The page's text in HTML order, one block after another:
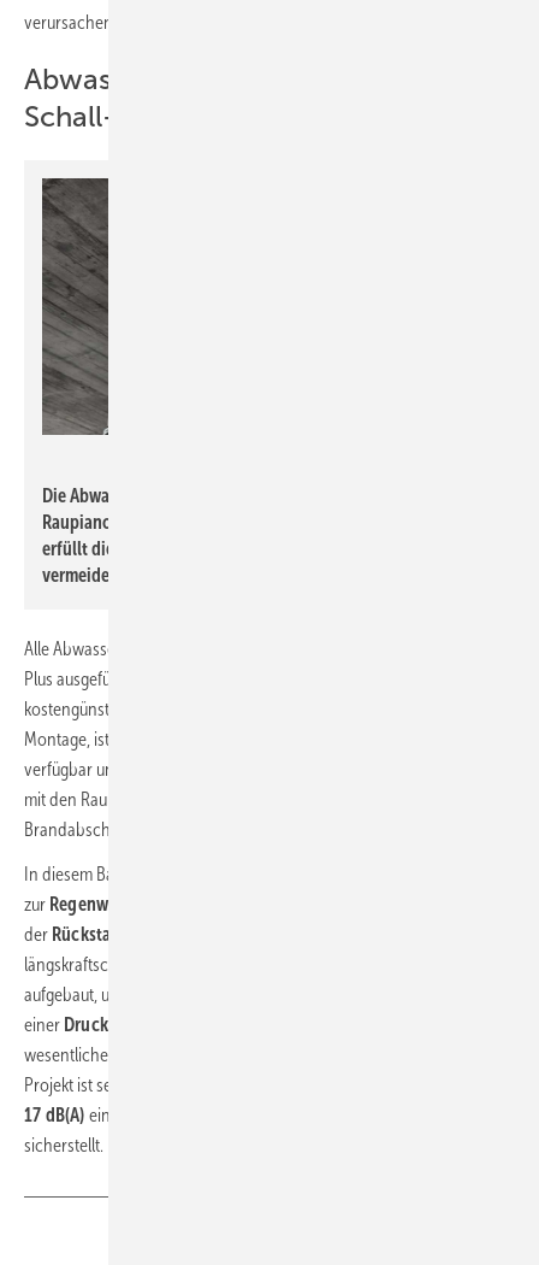
verursachen.
Abwasserleitungen mit hohem
Schall- und Brandschutz
Die Abwasserleitungen wurden mit dem Komplettsystem
Raupiano Plus von Rehau ausgeführt. Das Abwasserrohr
erfüllt die höchsten Anforderungen an den Schallschutz und
vermeidet weitgehend störende Fließgeräusche.
Alle Abwasserleitungen in dem Wohnprojekt wurden mit Raupiano
Plus ausgeführt. Das im Vergleich zu klassischen Verrohrungen
kostengünstige Rohrsystem ermöglicht eine einfache und schnelle
Montage, ist im Abmessungsbereich DN 32 bis DN 200 flexibel
verfügbar und verfügt über einen systemgeprüften
mit den Raupiano Plus Brandmanschetten eine 90-minütige
Brandabschottung (R90) sicherstellt.
In diesem Bauprojekt wurde Raupiano Plus auch
zur Regenwasserableitung
der Rückstauebene
längskraftschlüssige Verbindungsklammern um die Steckmuffen
aufgebaut, um bei planmäßiger Vollfüllung der Regenwasserkanäle
einer Druckbelastung von bis zu 2 bar
wesentlichen Pluspunkte für den Einsatz von Raupiano Plus in diesem
Projekt ist seine gute Schalldämmung, die mit
17 dB(A) einen hervorragenden Wohnkomfort für die Senioren
sicherstellt.